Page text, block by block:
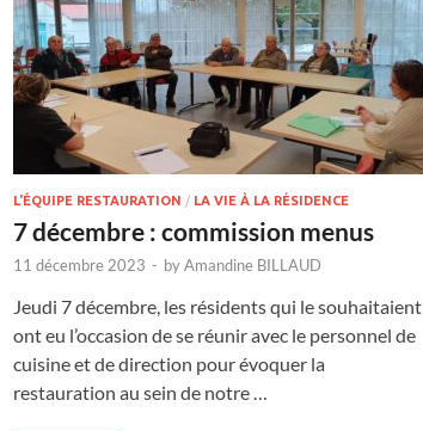
L'ÉQUIPE RESTAURATION / LA VIE À LA RÉSIDENCE
7 décembre : commission menus
11 décembre 2023 - byAmandine BILLAUD
Jeudi 7 décembre, les résidents qui le souhaitaient
ont eu l’occasion de se réunir avec le personnel de
cuisine et de direction pour évoquer la
restauration au sein de notre …